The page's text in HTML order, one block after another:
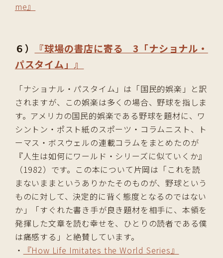
me』
６）
『球場の書店に寄る 3「ナショナル・
パスタイム」』
「ナショナル・パスタイム」は「国民的娯楽」と訳
されますが、この娯楽は多くの場合、野球を指しま
す。アメリカの国民的娯楽である野球を題材に、ワ
シントン・ポスト紙のスポーツ・コラムニスト、ト
ーマス・ボスウェルの連載コラムをまとめたのが
『人生は如何にワールド・シリーズに似ていくか』
（1982）です。この本について片岡は「これを読
まないままというありかたそのものが、野球という
ものに対して、決定的に背く態度となるのではない
か」「すぐれた書き手が良き題材を相手に、本領を
発揮した文章を読む幸せを、ひとりの読者である僕
は痛感する」と絶賛しています。
・
『How Life Imitates the World Series』